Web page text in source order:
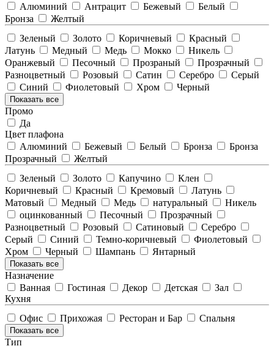
Алюминий
Антрацит Бежевый
Белый
Бронза
Желтый
Зеленый
Золото Коричневый
Красный
Латунь
Медный Медь Мокко
Никель
Оранжевый
Песочный Прозраный
Прозрачный
Разноцветный
Розовый Сатин Серебро
Серый
Синий
Фиолетовый Хром Черный
Показать все
Промо
Да
Цвет плафона
Алюминий
Бежевый Белый Бронза
Бронза
Прозрачный
Желтый
Зеленый
Золото Капучино
Клен
Коричневый
Красный Кремовый
Латунь
Матовый
Медный Медь натуральный
Никель
оцинкованный
Песочный
Прозрачный
Разноцветный
Розовый Сатиновый
Серебро
Серый
Синий Темно-коричневый
Фиолетовый
Хром
Черный Шампань Янтарный
Показать все
Назначение
Ванная
Гостиная Декор Детская
Зал
Кухня
Офис
Прихожая Ресторан и Бар Спальня
Показать все
Тип